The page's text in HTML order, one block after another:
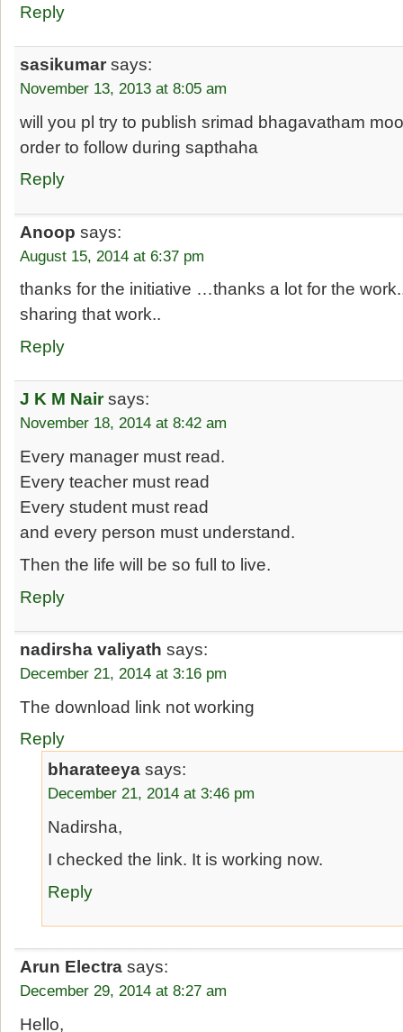
Reply
sasikumar says:
November 13, 2013 at 8:05 am
will you pl try to publish srimad bhagavatham
order to follow during sapthaha
Reply
Anoop says:
August 15, 2014 at 6:37 pm
thanks for the initiative …thanks a lot for the
sharing that work..
Reply
J K M Nair says:
November 18, 2014 at 8:42 am
Every manager must read.
Every teacher must read
Every student must read
and every person must understand.
Then the life will be so full to live.
Reply
nadirsha valiyath says:
December 21, 2014 at 3:16 pm
The download link not working
Reply
bharateeya says:
December 21, 2014 at 3:46 pm
Nadirsha,
I checked the link. It is working now.
Reply
Arun Electra says:
December 29, 2014 at 8:27 am
Hello,